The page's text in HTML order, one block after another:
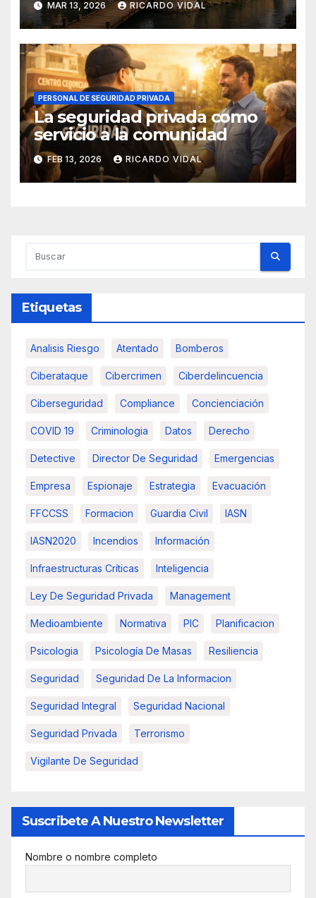
MAR 13, 2026 RICARDO VIDAL
PERSONAL DE SEGURIDAD PRIVADA
La seguridad privada como
servicio a la comunidad
FEB 13, 2026 RICARDO VIDAL
Etiquetas
Analisis Riesgo Atentado Bomberos
Ciberataque Cibercrimen Ciberdelincuencia
Ciberseguridad Compliance Concienciación
COVID 19 Criminologia Datos Derecho
Detective Director De Seguridad Emergencias
Empresa Espionaje Estrategia Evacuación
FFCCSS Formacion Guardia Civil IASN
IASN2020 Incendios Información
Infraestructuras Críticas Inteligencia
Ley De Seguridad Privada Management
Medioambiente Normativa PIC Planificacion
Psicologia Psicología De Masas Resiliencia
Seguridad Seguridad De La Informacion
Seguridad Integral Seguridad Nacional
Seguridad Privada Terrorismo
Vigilante De Seguridad
Suscribete A Nuestro Newsletter
Nombre o nombre completo